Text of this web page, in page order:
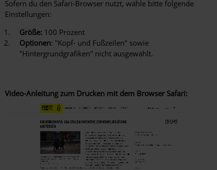
Sofern du den Safari-Browser nutzt, wähle bitte folgende
Einstellungen:
Größe: 100 Prozent
Optionen: "Kopf- und Fußzeilen" sowie
"Hintergrundgrafiken" nicht ausgewählt.
Video-Anleitung zum Drucken mit dem Browser Safari: